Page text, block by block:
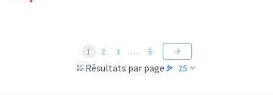
Résultats par page : 25
1 2 3 … 6